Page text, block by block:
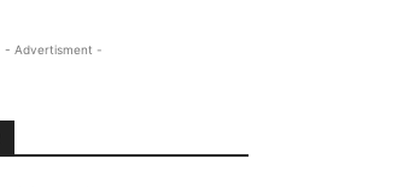
- Advertisment -